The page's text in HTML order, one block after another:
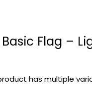
Flag –
has multiple